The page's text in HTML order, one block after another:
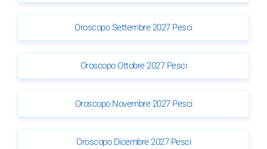
Oroscopo Settembre 2027 Pesci
Oroscopo Ottobre 2027 Pesci
Oroscopo Novembre 2027 Pesci
Oroscopo Dicembre 2027 Pesci